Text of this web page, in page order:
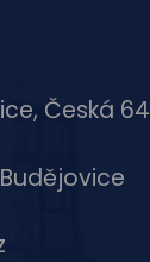
Česká 64